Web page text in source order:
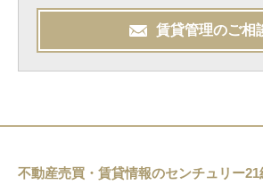
賃貸管理のご相
不動産売買・賃貸情報のセンチュリー21